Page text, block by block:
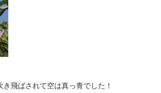
飛ばされて空は真っ青でした！